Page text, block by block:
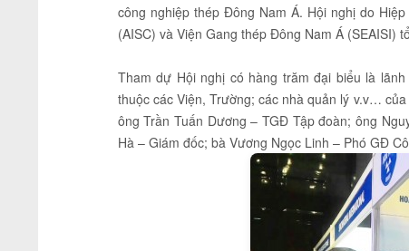
công nghiệp thép Đông Nam Á. Hội nghị do
(AISC) và Viện Gang thép Đông Nam Á (SEAISI)
Tham dự Hội nghị có hàng trăm đại biểu là
thuộc các Viện, Trường; các nhà quản lý v.v…
ông Trần Tuấn Dương – TGĐ Tập đoàn; ông
Hà – Giám đốc; bà Vương Ngọc Linh – Phó GĐ